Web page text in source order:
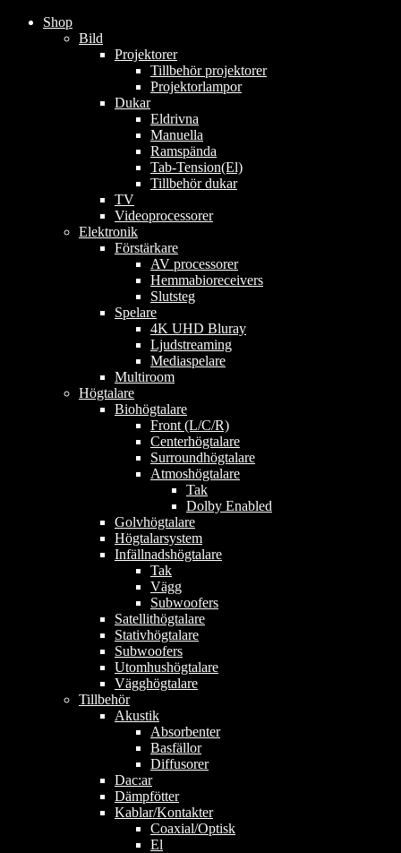
Shop
Bild
Projektorer
Tillbehör projektorer
Projektorlampor
Dukar
Eldrivna
Manuella
Ramspända
Tab-Tension(El)
Tillbehör dukar
TV
Videoprocessorer
Elektronik
Förstärkare
AV processorer
Hemmabioreceivers
Slutsteg
Spelare
4K UHD Bluray
Ljudstreaming
Mediaspelare
Multiroom
Högtalare
Biohögtalare
Front (L/C/R)
Centerhögtalare
Surroundhögtalare
Atmoshögtalare
Tak
Dolby Enabled
Golvhögtalare
Högtalarsystem
Infällnadshögtalare
Tak
Vägg
Subwoofers
Satellithögtalare
Stativhögtalare
Subwoofers
Utomhushögtalare
Vägghögtalare
Tillbehör
Akustik
Absorbenter
Basfällor
Diffusorer
Dac:ar
Dämpfötter
Kablar/Kontakter
Coaxial/Optisk
El